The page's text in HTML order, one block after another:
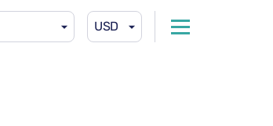
USD